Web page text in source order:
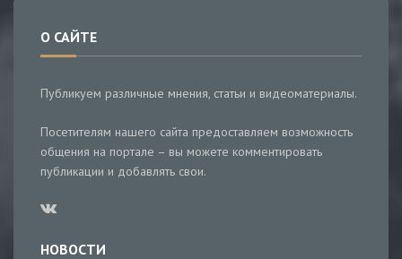
О САЙТЕ
Публикуем различные мнения, статьи и видеоматериалы.
Посетителям нашего сайта предоставляем возможность
общения на портале – вы можете комментировать
публикации и добавлять свои.
НОВОСТИ